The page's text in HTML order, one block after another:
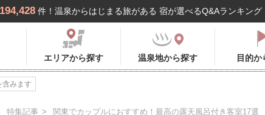
194,428 件！温泉からはじまる旅がある 宿が選べるQ&Aランキング
エリアから探す 温泉地から探す 目的か
含みます
特集記事 関東でカップルにおすすめ！最高の露天風呂付き客室17選